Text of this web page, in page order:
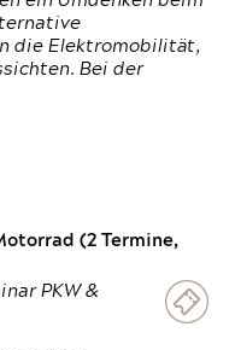
die Elektromobilität,
Bei der
(2 Termine,
PKW &